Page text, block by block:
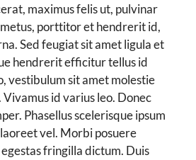
maximus felis ut, pulvinar
porttitor et hendrerit id,
Sed feugiat sit amet ligula et
hendrerit efficitur tellus id
vestibulum sit amet molestie
id varius leo. Donec
Phasellus scelerisque ipsum
vel. Morbi posuere
fringilla dictum. Duis